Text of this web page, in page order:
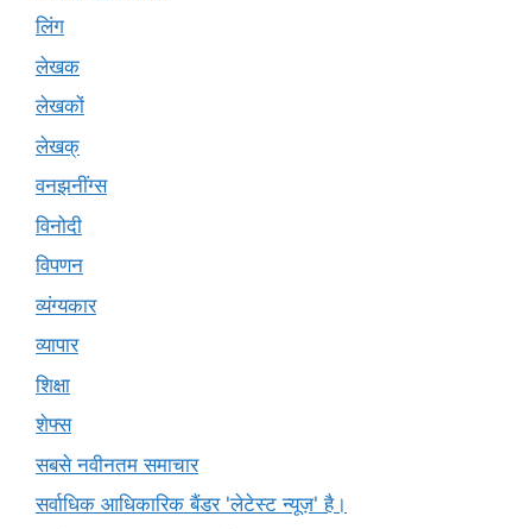
लिंग
लेखक
लेखकों
लेखक्
वनझनींग्स
विनोदी
विपणन
व्यंग्यकार
व्यापार
शिक्षा
शेफ्स
सबसे नवीनतम समाचार
सर्वाधिक आधिकारिक बैंडर 'लेटेस्ट न्यूज़' है।